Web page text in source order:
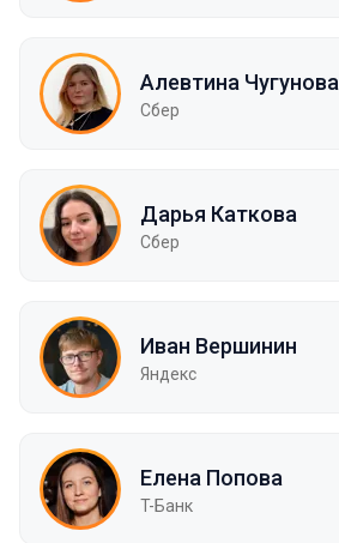
Алевтина Чугунова
Сбер
Дарья Каткова
Сбер
Иван Вершинин
Яндекс
Елена Попова
T-Банк